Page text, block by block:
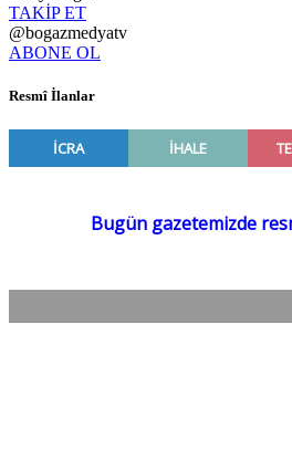
TAKİP ET
@bogazmedyatv
ABONE OL
Resmî İlanlar